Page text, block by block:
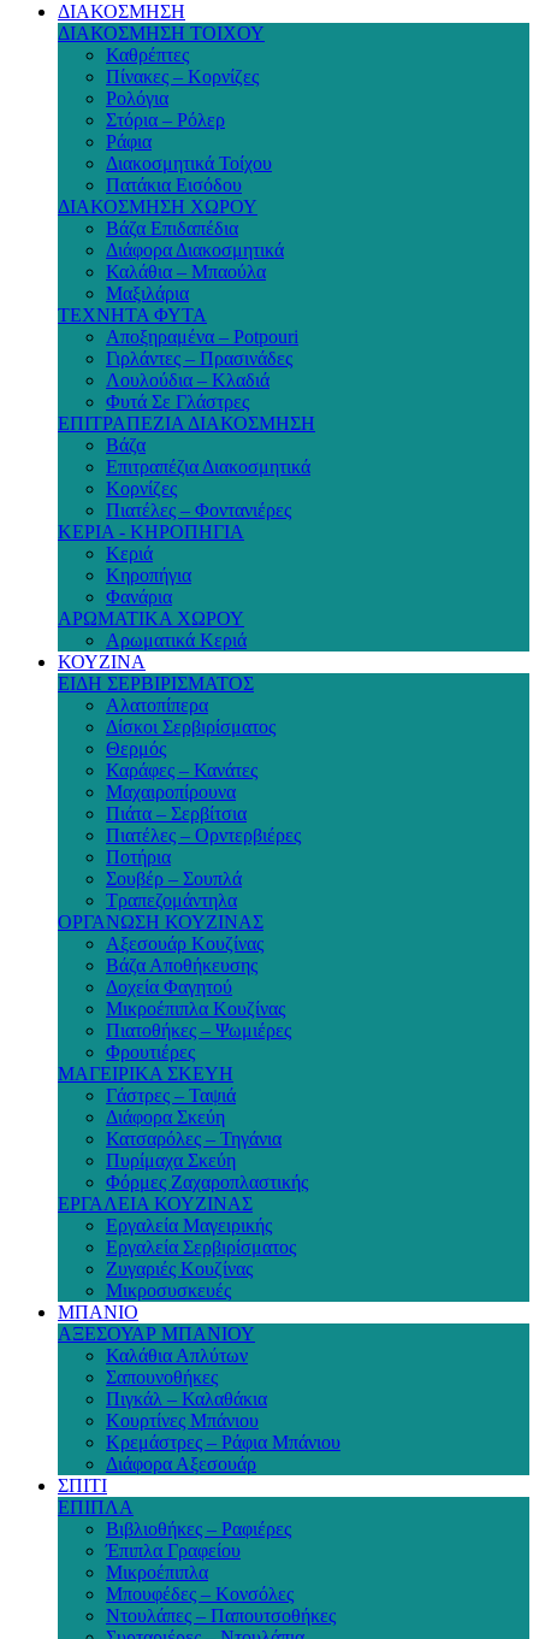
ΔΙΑΚΟΣΜΗΣΗ
ΔΙΑΚΟΣΜΗΣΗ ΤΟΙΧΟΥ
Καθρέπτες
Πίνακες – Κορνίζες
Ρολόγια
Στόρια – Ρόλερ
Ράφια
Διακοσμητικά Τοίχου
Πατάκια Εισόδου
ΔΙΑΚΟΣΜΗΣΗ ΧΩΡΟΥ
Βάζα Επιδαπέδια
Διάφορα Διακοσμητικά
Καλάθια – Μπαούλα
Μαξιλάρια
ΤΕΧΝΗΤΑ ΦΥΤΑ
Αποξηραμένα – Potpouri
Γιρλάντες – Πρασινάδες
Λουλούδια – Κλαδιά
Φυτά Σε Γλάστρες
ΕΠΙΤΡΑΠΕΖΙΑ ΔΙΑΚΟΣΜΗΣΗ
Βάζα
Επιτραπέζια Διακοσμητικά
Κορνίζες
Πιατέλες – Φοντανιέρες
ΚΕΡΙΑ - ΚΗΡΟΠΗΓΙΑ
Κεριά
Κηροπήγια
Φανάρια
ΑΡΩΜΑΤΙΚΑ ΧΩΡΟΥ
Αρωματικά Κεριά
ΚΟΥΖΙΝΑ
ΕΙΔΗ ΣΕΡΒΙΡΙΣΜΑΤΟΣ
Αλατοπίπερα
Δίσκοι Σερβιρίσματος
Θερμός
Καράφες – Κανάτες
Μαχαιροπίρουνα
Πιάτα – Σερβίτσια
Πιατέλες – Ορντερβιέρες
Ποτήρια
Σουβέρ – Σουπλά
Τραπεζομάντηλα
ΟΡΓΑΝΩΣΗ ΚΟΥΖΙΝΑΣ
Αξεσουάρ Κουζίνας
Βάζα Αποθήκευσης
Δοχεία Φαγητού
Μικροέπιπλα Κουζίνας
Πιατοθήκες – Ψωμιέρες
Φρουτιέρες
ΜΑΓΕΙΡΙΚΑ ΣΚΕΥΗ
Γάστρες – Ταψιά
Διάφορα Σκεύη
Κατσαρόλες – Τηγάνια
Πυρίμαχα Σκεύη
Φόρμες Ζαχαροπλαστικής
ΕΡΓΑΛΕΙΑ ΚΟΥΖΙΝΑΣ
Εργαλεία Μαγειρικής
Εργαλεία Σερβιρίσματος
Ζυγαριές Κουζίνας
Μικροσυσκευές
ΜΠΑΝΙΟ
ΑΞΕΣΟΥΑΡ ΜΠΑΝΙΟΥ
Καλάθια Απλύτων
Σαπουνοθήκες
Πιγκάλ – Καλαθάκια
Κουρτίνες Μπάνιου
Κρεμάστρες – Ράφια Μπάνιου
Διάφορα Αξεσουάρ
ΣΠΙΤΙ
ΕΠΙΠΛΑ
Βιβλιοθήκες – Ραφιέρες
Έπιπλα Γραφείου
Μικροέπιπλα
Μπουφέδες – Κονσόλες
Ντουλάπες – Παπουτσοθήκες